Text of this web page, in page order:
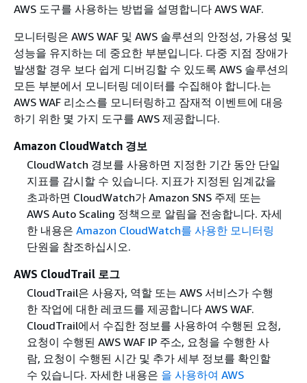
AWS 도구를 사용하는 방법을 설명합니다 AWS WAF.
모니터링은 AWS WAF 및 AWS 솔루션의 안정성, 가용성 및
성능을 유지하는 데 중요한 부분입니다. 다중 지점 장애가
발생할 경우 보다 쉽게 디버깅할 수 있도록 AWS 솔루션의
모든 부분에서 모니터링 데이터를 수집해야 합니다.는
AWS WAF 리소스를 모니터링하고 잠재적 이벤트에 대응
하기 위한 몇 가지 도구를 AWS 제공합니다.
Amazon CloudWatch 경보
CloudWatch 경보를 사용하면 지정한 기간 동안 단일
지표를 감시할 수 있습니다. 지표가 지정된 임계값을
초과하면 CloudWatch가 Amazon SNS 주제 또는
AWS Auto Scaling 정책으로 알림을 전송합니다. 자세
한 내용은 Amazon CloudWatch를 사용한 모니터링
단원을 참조하십시오.
AWS CloudTrail 로그
CloudTrail은 사용자, 역할 또는 AWS 서비스가 수행
한 작업에 대한 레코드를 제공합니다 AWS WAF.
CloudTrail에서 수집한 정보를 사용하여 수행된 요청,
요청이 수행된 AWS WAF IP 주소, 요청을 수행한 사
람, 요청이 수행된 시간 및 추가 세부 정보를 확인할
수 있습니다. 자세한 내용은 을 사용하여 AWS